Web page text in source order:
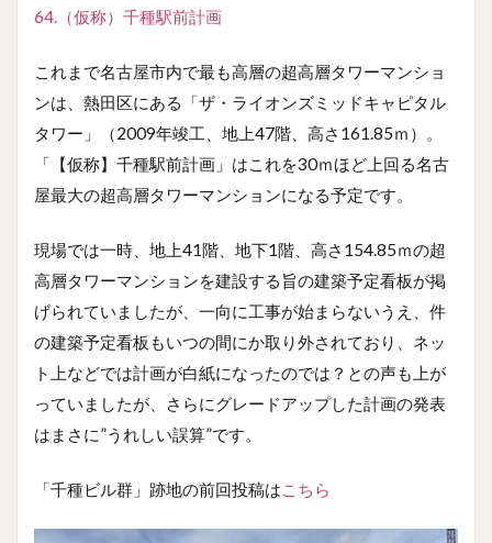
64.（仮称）千種駅前計画
これまで名古屋市内で最も高層の超高層タワーマンショ
ンは、熱田区にある「ザ・ライオンズミッドキャピタル
タワー」（2009年竣工、地上47階、高さ161.85ｍ）。
「【仮称】千種駅前計画」はこれを30ｍほど上回る名古
屋最大の超高層タワーマンションになる予定です。
現場では一時、地上41階、地下1階、高さ154.85ｍの超
高層タワーマンションを建設する旨の建築予定看板が掲
げられていましたが、一向に工事が始まらないうえ、件
の建築予定看板もいつの間にか取り外されており、ネッ
ト上などでは計画が白紙になったのでは？との声も上が
っていましたが、さらにグレードアップした計画の発表
はまさに”うれしい誤算”です。
「千種ビル群」跡地の前回投稿は こちら